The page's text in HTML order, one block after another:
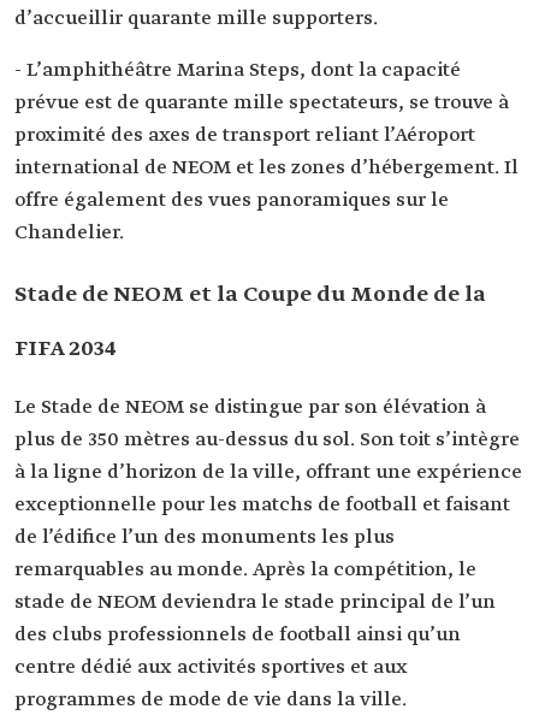
d’accueillir quarante mille supporters.
- L’amphithéâtre Marina Steps, dont la capacité
prévue est de quarante mille spectateurs, se trouve à
proximité des axes de transport reliant l’Aéroport
international de NEOM et les zones d’hébergement. Il
offre également des vues panoramiques sur le
Chandelier.
Stade de NEOM et la Coupe du Monde de la
FIFA 2034
Le Stade de NEOM se distingue par son élévation à
plus de 350 mètres au-dessus du sol. Son toit s’intègre
à la ligne d’horizon de la ville, offrant une expérience
exceptionnelle pour les matchs de football et faisant
de l’édifice l’un des monuments les plus
remarquables au monde. Après la compétition, le
stade de NEOM deviendra le stade principal de l’un
des clubs professionnels de football ainsi qu’un
centre dédié aux activités sportives et aux
programmes de mode de vie dans la ville.